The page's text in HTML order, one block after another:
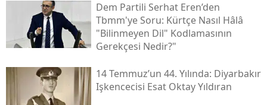
Dem Partili Serhat Eren’den
Tbmm'ye Soru: Kürtçe Nasıl Hâlâ
"bilinmeyen Dil" Kodlamasının
Gerekçesi Nedir?"
14 Temmuz’un 44. Yılında: Diyarbakır
Işkencecisi Esat Oktay Yıldıran